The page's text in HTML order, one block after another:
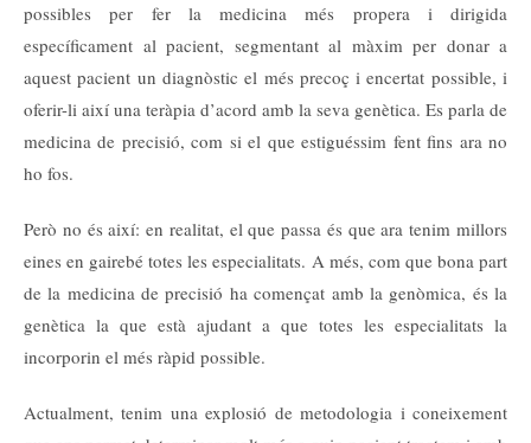
possibles per fer la medicina més propera i dirigida
específicament al pacient, segmentant al màxim per donar a
aquest pacient un diagnòstic el més precoç i encertat possible, i
oferir-li així una teràpia d’acord amb la seva genètica. Es parla de
medicina de precisió, com si el que estiguéssim fent fins ara no
ho fos.
Però no és així: en realitat, el que passa és que ara tenim millors
eines en gairebé totes les especialitats. A més, com que bona part
de la medicina de precisió ha començat amb la genòmica, és la
genètica la que està ajudant a que totes les especialitats la
incorporin el més ràpid possible.
Actualment, tenim una explosió de metodologia i coneixement